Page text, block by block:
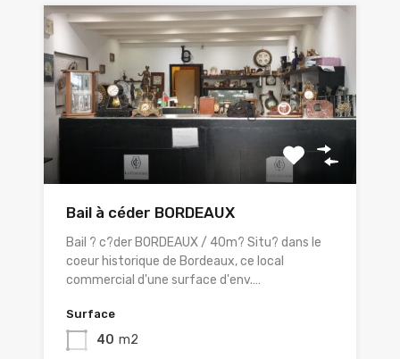
Bail à céder BORDEAUX
Bail ? c?der BORDEAUX / 40m? Situ? dans le
coeur historique de Bordeaux, ce local
commercial d'une surface d'env.…
Surface
40 m2